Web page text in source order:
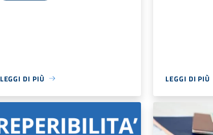
LEGGI DI PIÙ LEGGI DI PIÙ